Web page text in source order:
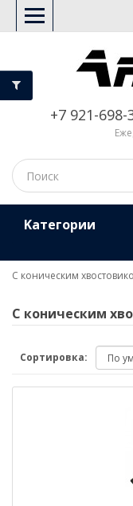
+7 921-698-
Kатегории
С коническим
С коническим
Сортировка: